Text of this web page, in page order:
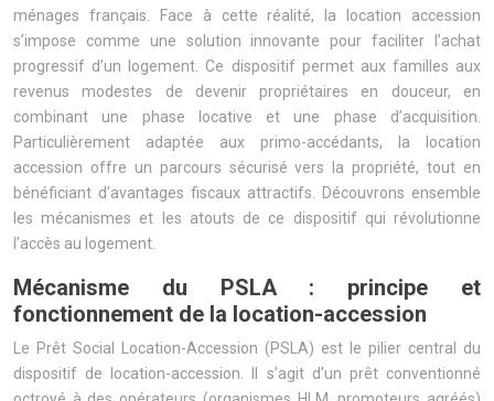
ménages français. Face à cette réalité, la location accession
s’impose comme une solution innovante pour faciliter l’achat
progressif d’un logement. Ce dispositif permet aux familles aux
revenus modestes de devenir propriétaires en douceur, en
combinant une phase locative et une phase d’acquisition.
Particulièrement adaptée aux primo-accédants, la location
accession offre un parcours sécurisé vers la propriété, tout en
bénéficiant d’avantages fiscaux attractifs. Découvrons ensemble
les mécanismes et les atouts de ce dispositif qui révolutionne
l’accès au logement.
Mécanisme du PSLA : principe et
fonctionnement de la location-accession
Le Prêt Social Location-Accession (PSLA) est le pilier central du
dispositif de location-accession. Il s’agit d’un prêt conventionné